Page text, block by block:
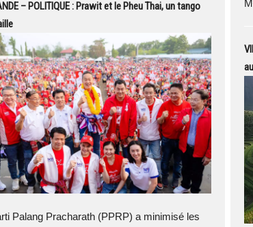
– POLITIQUE : Prawit et le Pheu Thai, un tango
Palang Pracharath (PPRP) a minimisé les